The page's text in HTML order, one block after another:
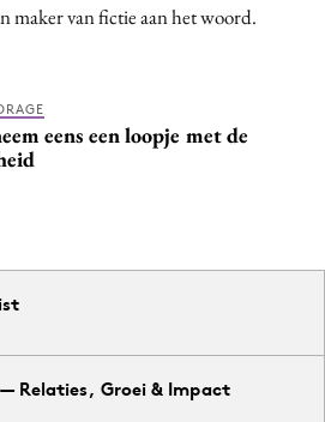
maker van fictie aan het woord.
eens een loopje met de
Relaties, Groei & Impact